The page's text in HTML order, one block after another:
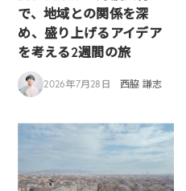
で、地域との関係を深
め、盛り上げるアイデア
を考える2週間の旅
2026年7月28日 西脇 謙志